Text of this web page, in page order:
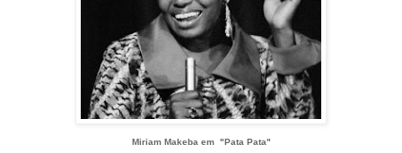
Miriam Makeba em "Pata Pata"